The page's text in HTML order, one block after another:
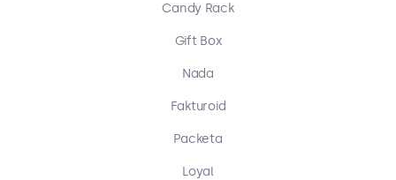
Candy Rack
Gift Box
Nada
Fakturoid
Packeta
Loyal